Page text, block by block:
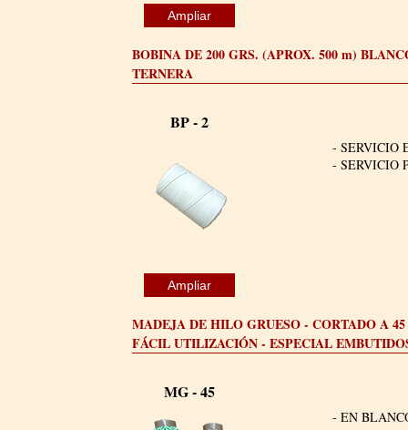
Ampliar
BOBINA DE 200 GRS. (APROX. 500 m)
TERNERA
BP - 2
Ampliar
- SERVICIO
- SERVICIO
MADEJA DE HILO GRUESO - CORTADO A
FÁCIL UTILIZACIÓN - ESPECIAL
MG - 45
- EN